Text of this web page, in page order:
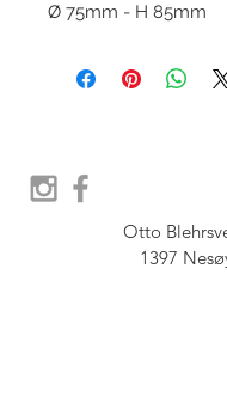
Ø 75mm - H
Otto
1397